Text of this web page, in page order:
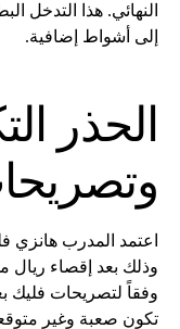
النهائي. هذا التدخل
إلى أشواط إضافية.
الحذر
اعتمد المدرب هانزي
وذلك بعد إقصاء ريال
وفقاً لتصريحات فليك
تكون صعبة وغير